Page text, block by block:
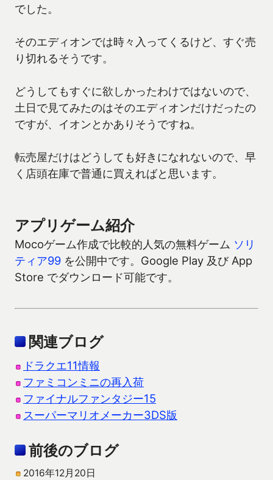
でした。
そのエディオンでは時々入ってくるけど、すぐ売
り切れるそうです。
どうしてもすぐに欲しかったわけではないので、
土日で見てみたのはそのエディオンだけだったの
ですが、イオンとかありそうですね。
転売屋だけはどうしても好きになれないので、早
く店頭在庫で普通に買えればと思います。
アプリゲーム紹介
Mocoゲーム作成で比較的人気の無料ゲーム ソリ
ティア99 を公開中です。Google Play 及び App
Store でダウンロード可能です。
関連ブログ
ドラクエ11情報
ファミコンミニの再入荷
ファイナルファンタジー15
スーパーマリオメーカー3DS版
前後のブログ
2016年12月20日